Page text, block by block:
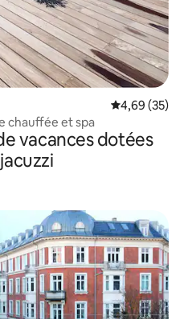
Évaluation
4,69 (35)
chauffée et spa
vacances dotées